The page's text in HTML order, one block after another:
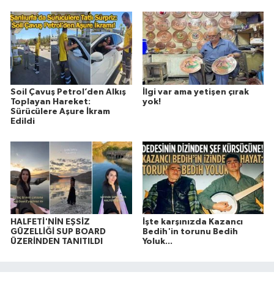
Soil Çavuş Petrol’den Alkış
Toplayan Hareket:
Sürücülere Aşure İkram
Edildi
İlgi var ama yetişen çırak
yok!
HALFETİ'NİN EŞSİZ
GÜZELLİĞİ SUP BOARD
ÜZERİNDEN TANITILDI
İşte karşınızda Kazancı
Bedih'in torunu Bedih
Yoluk...